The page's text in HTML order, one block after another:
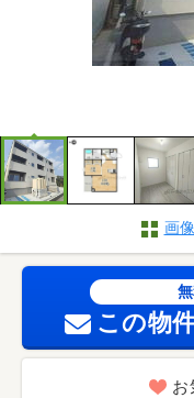
画
この物
お